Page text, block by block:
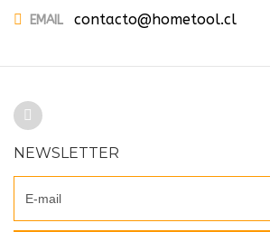
EMAIL contacto@hometool.cl
NEWSLETTER